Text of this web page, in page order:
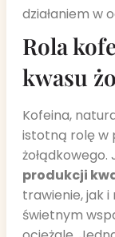
działaniem w
Rola
kwasu
Kofeina,
istotną rolę w
żołądkowego.
produkcji
trawienie, jak
świetnym